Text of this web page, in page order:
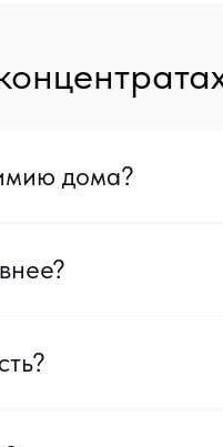
дома?